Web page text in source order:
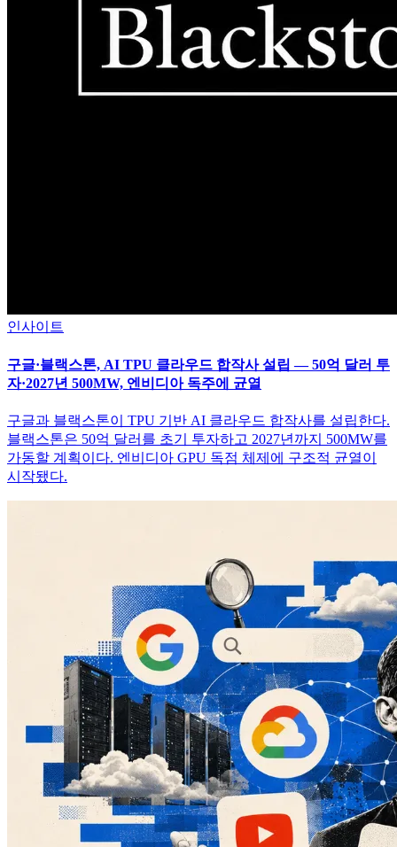
인사이트
구글·블랙스톤, AI TPU 클라우드 합작사 설립 — 50억 달러 투
자·2027년 500MW, 엔비디아 독주에 균열
구글과 블랙스톤이 TPU 기반 AI 클라우드 합작사를 설립한다.
블랙스톤은 50억 달러를 초기 투자하고 2027년까지 500MW를
가동할 계획이다. 엔비디아 GPU 독점 체제에 구조적 균열이
시작됐다.